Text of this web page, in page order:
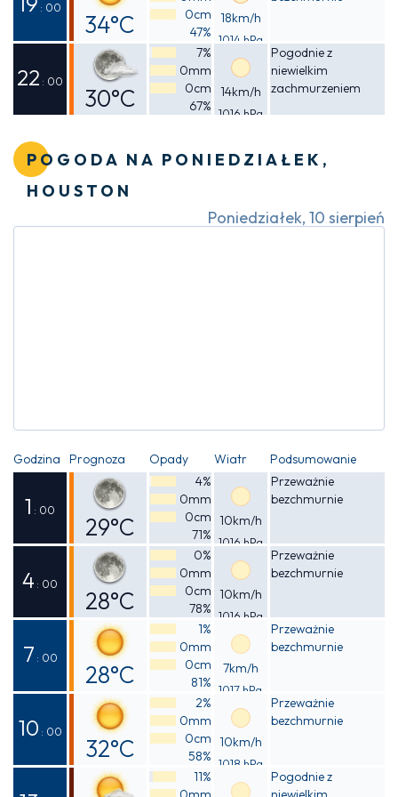
: 00
34°C
Odczuwalna
36°C
0cm
47%
18km/h
1014 hPa
22 : 00
30°C
7%
0mm
0cm
67%
14km/h
1016 hPa
Pogodnie z
niewielkim
zachmurzeniem
POGODA NA PONIEDZIAŁEK,
HOUSTON
Poniedziałek, 10 sierpień
Godzina Prognoza Opady Wiatr Podsumowanie
1 : 00
29°C
Odczuwalna
32°C
4%
0mm
0cm
71%
10km/h
1016 hPa
Przeważnie
bezchmurnie
4 : 00
28°C
Odczuwalna
32°C
0%
0mm
0cm
78%
10km/h
1016 hPa
Przeważnie
bezchmurnie
7 : 00
28°C
Odczuwalna
31°C
1%
0mm
0cm
81%
7km/h
1017 hPa
Przeważnie
bezchmurnie
10 : 00
32°C
Odczuwalna
2%
0mm
0cm
58%
10km/h
1018 hPa
Przeważnie
bezchmurnie
11%
Pogodnie z